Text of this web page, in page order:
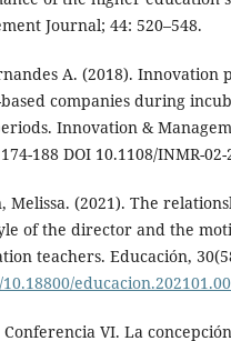
Journal; 44: 520–548.
A. (2018). Innovation
companies during
Innovation &
188 DOI 10.1108/INMR-02-
Melissa. (2021). The
of the director and the
teachers. Educación,
Conferencia VI. La concepción